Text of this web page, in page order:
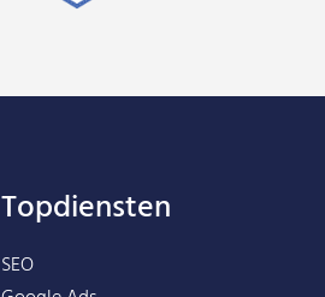
Topdiensten
SEO